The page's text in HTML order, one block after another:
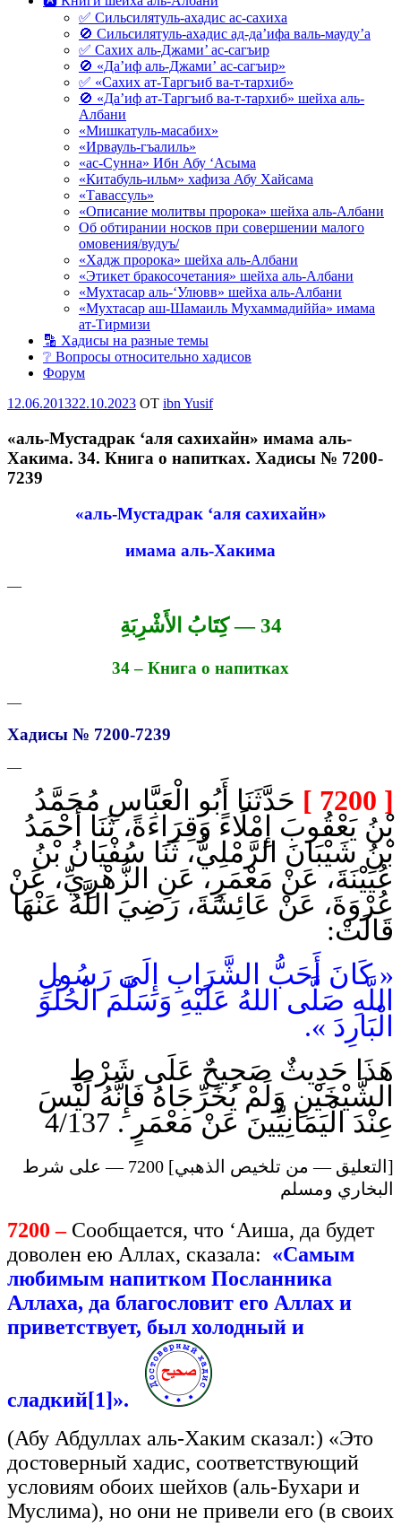
✅ Сильсилятуль-ахадис ас-сахиха
🚫 Сильсилятуль-ахадис ад-да’ифа валь-мауду’а
✅ Сахих аль-Джами’ ас-сагъир
🚫 «Да’иф аль-Джами’ ас-сагъир»
✅ «Сахих ат-Таргъиб ва-т-тархиб»
🚫 «Да’иф ат-Таргъиб ва-т-тархиб» шейха аль-
Албани
«Мишкатуль-масабих»
«Ирвауль-гъалиль»
«ас-Сунна» Ибн Абу ‘Асыма
«Китабуль-ильм» хафиза Абу Хайсама
«Тавассуль»
«Описание молитвы пророка» шейха аль-Албани
Об обтирании носков при совершении малого
омовения/вудуъ/
«Хадж пророка» шейха аль-Албани
«Этикет бракосочетания» шейха аль-Албани
«Мухтасар аль-‘Улювв» шейха аль-Албани
«Мухтасар аш-Шамаиль Мухаммадиййа» имама
ат-Тирмизи
🔡 Хадисы на разные темы
❔ Вопросы относительно хадисов
Форум
Опубликовано
12.06.201322.10.2023 OT ibn Yusif
«аль-Мустадрак ‘аля сахихайн» имама аль-
Хакима. 34. Книга о напитках. Хадисы № 7200-
7239
«аль-Мустадрак ‘аля сахихайн»
имама аль-Хакима
—
34 — كِتَابُ الأَشْرِبَةِ
34 – Книга о напитках
—
Хадисы № 7200-7239
—
[ 7200 ]
حَدَّثَنَا أَبُو الْعَبَّاسِ مُحَمَّدُ
بْنُ يَعْقُوبَ إِمْلَاءً وَقِرَاءَةً، ثَنَا أَحْمَدُ
بْنُ شَيْبَانَ الرَّمْلِيُّ، ثَنَا سُفْيَانُ بْنُ
عُيَيْنَةَ، عَنْ مَعْمَرٍ، عَنِ الزُّهْرِيِّ، عَنْ
عُرْوَةَ، عَنْ عَائِشَةَ، رَضِيَ اللَّهُ عَنْهَا
قَالَتْ:
« كَانَ أَحَبُّ الشَّرَابِ إِلَى رَسُولِ
اللَّهِ صَلَّى اللهُ عَلَيْهِ وَسَلَّمَ الْحُلْوَ
الْبَارِدَ ».
هَذَا حَدِيثٌ صَحِيحٌ عَلَى شَرْطِ
الشَّيْخَيْنِ وَلَمْ يُخَرِّجَاهُ فَإِنَّهُ لَيْسَ
عِنْدَ الْيَمَانِيِّينَ عَنْ مَعْمَرٍ . 4/137
[التعليق — من تلخيص الذهبي] 7200 — على شرط
البخاري ومسلم
7200 – Сообщается, что ‘Аиша, да будет
доволен ею Аллах, сказала: «Самым
любимым напитком Посланника
Аллаха, да благословит его Аллах и
приветствует, был холодный и
сладкий[1]».
(Абу Абдуллах аль-Хаким сказал:) «Это
достоверный хадис, соответствующий
условиям обоих шейхов (аль-Бухари и
Муслима), но они не привели его (в своих